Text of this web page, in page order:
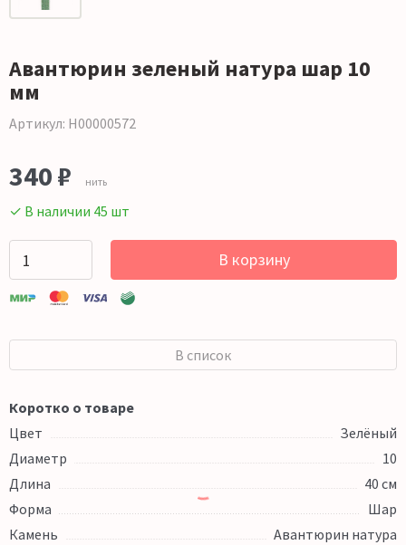
Авантюрин зеленый натура шар 10
мм
Артикул: Н00000572
340 ₽ нить
✓ В наличии 45 шт
В корзину
В список
Коротко о товаре
Цвет
Зелёный
Диаметр
10
Длина
40 см
Форма
Шар
Камень
Авантюрин натура